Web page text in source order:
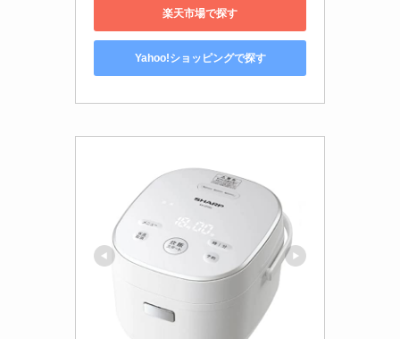
楽天市場で探す
Yahoo!ショッピングで探す